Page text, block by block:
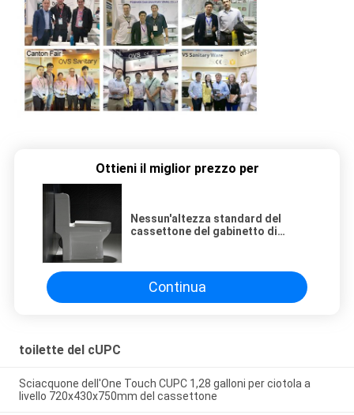
Ottieni il miglior prezzo per
Nessun'altezza standard del
cassettone del gabinetto di
Continua
toilette del cUPC
Sciacquone dell'One Touch CUPC 1,28 galloni per ciotola a
livello 720x430x750mm del cassettone